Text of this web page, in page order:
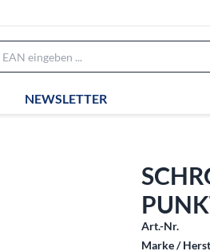
NEWSLETTER
Art.-Nr.
Marke /